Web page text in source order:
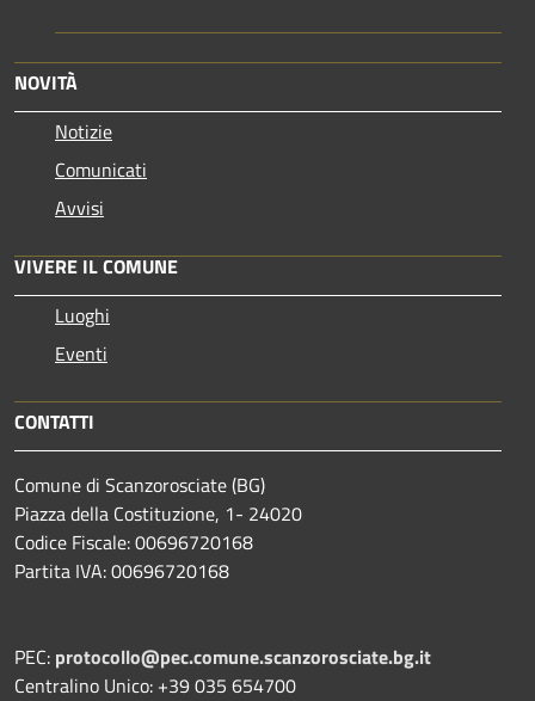
NOVITÀ
Notizie
Comunicati
Avvisi
VIVERE IL COMUNE
Luoghi
Eventi
CONTATTI
Comune di Scanzorosciate (BG)
Piazza della Costituzione, 1- 24020
Codice Fiscale: 00696720168
Partita IVA: 00696720168
PEC: protocollo@pec.comune.scanzorosciate.bg.it
Centralino Unico: +39 035 654700